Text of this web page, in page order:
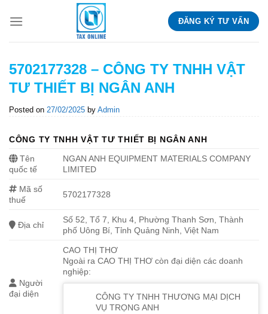
ĐĂNG KÝ TƯ VẤN
5702177328 – CÔNG TY TNHH VẬT
TƯ THIẾT BỊ NGÂN ANH
Posted on 27/02/2025 by Admin
CÔNG TY TNHH VẬT TƯ THIẾT BỊ NGÂN ANH
Tên
quốc tế
NGAN ANH EQUIPMENT MATERIALS COMPANY
LIMITED
Mã số
thuế
5702177328
Địa chỉ
Số 52, Tổ 7, Khu 4, Phường Thanh Sơn, Thành
phố Uông Bí, Tỉnh Quảng Ninh, Việt Nam
Người
đại diện
CAO THỊ THƠ
Ngoài ra CAO THỊ THƠ còn đại diện các doanh
nghiệp:
CÔNG TY TNHH THƯƠNG MẠI DỊCH
VỤ TRỌNG ANH